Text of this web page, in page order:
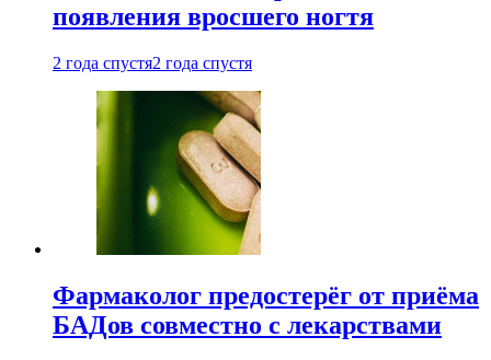
появления вросшего ногтя
2 года спустя2 года спустя
Фармаколог предостерёг от приёма
БАДов совместно с лекарствами